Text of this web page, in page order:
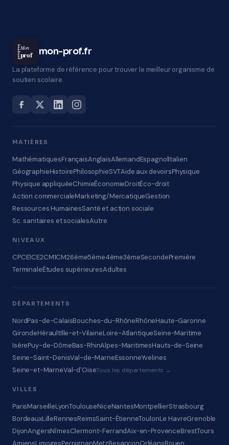
Mon
prof mon-prof.fr
La plateforme de référence pour trouver le meilleur organisme de
soutien scolaire.
MATIÈRES
MathématiquesFrançaisAnglaisAllemandEspagnolItalien
GéographieHistoirePhilosophieSVTAide aux devoirsPhysique
Physique appliquéeChimieÉconomieDroitÉco-droit
Action commercialeMarketing/MercatiqueGestion
Ressources HumainesSanté et action sociale
Sc. sanitaires et socialesAutre
NIVEAUX
CPCE1CE2CM1CM26ème5ème4ème3èmeSecondePremière
TerminaleÉtudes supérieuresAdultes
DÉPARTEMENTS
NordPas-de-CalaisBouches-du-RhôneRhôneHaute-Garonne
GirondeHéraultIlle-et-VilaineLoire-AtlantiqueSeine-Maritime
IsèrePuy-de-DômeBas-RhinAlpes-MaritimesHauts-de-Seine
Seine-Saint-DenisVal-de-MarneEssonneYvelines
Seine-et-MarneVal-d'OiseTous les départements →
VILLES
ParisMarseilleLyonToulouseNiceNantesMontpellierStrasbourg
BordeauxLilleRennesReimsSaint-ÉtienneToulonLe HavreGrenoble
DijonAngersNîmesClermont-FerrandAix-en-ProvenceBrestTours
AmiensLimogesPerpignanMetzBesançonOrléansRouen